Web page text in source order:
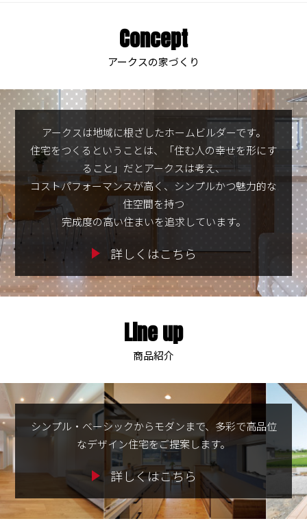
Concept
アークスの家づくり
アークスは地域に根ざしたホームビルダーです。
住宅をつくるということは、「住む人の幸せを形にす
ること」だとアークスは考え、
コストパフォーマンスが高く、シンプルかつ魅力的な
住空間を持つ
完成度の高い住まいを追求しています。
Line up
商品紹介
シンプル・ベーシックからモダンまで、多彩で高品位
なデザイン住宅をご提案します。